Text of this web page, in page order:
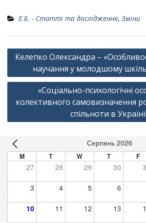
Е.Б. - Статті та дослідження, Зміни
Навігація
записів
Келепко Олександра –
научання у молодшому
«Соціально-психологічні
колективного самовизначення
спільноти в
Серпень 2026
M T W T F
27 28 29 30
3 4 5 6
10 11 12 13